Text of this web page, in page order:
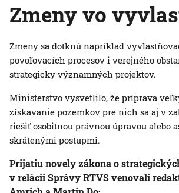
Zmeny vo
Zmeny sa dotknú napríklad
povoľovacích procesov i verejného
strategicky významných projektov.
Ministerstvo vysvetlilo, že príprava
získavanie pozemkov pre nich sa aj v
riešiť osobitnou právnou úpravou alebo
skrátenými postupmi.
Prijatiu novely zákona o
v relácii Správy RTVS venovali